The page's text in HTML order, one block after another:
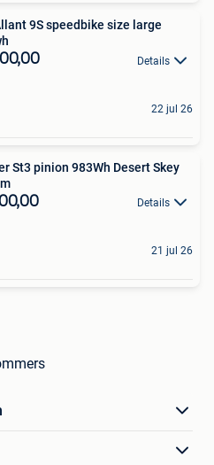
9S speedbike size large
Details
22 jul 26
St3 pinion 983Wh Desert Skey
Details
21 jul 26